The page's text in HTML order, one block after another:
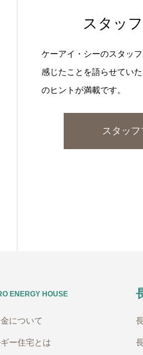
スタッ
ケーアイ・シーのスタッ
感じたことを語らせてい
のヒントが満載です。
スタッ
ENERGY HOUSE
について
ー住宅とは